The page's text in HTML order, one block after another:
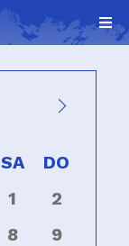
SA
DO
1
2
8
9